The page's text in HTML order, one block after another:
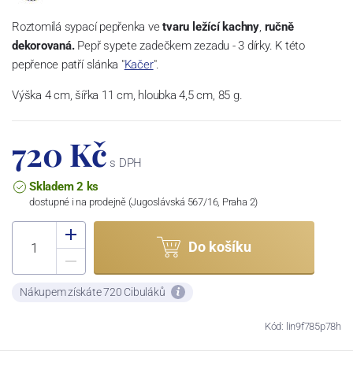
Roztomilá sypací pepřenka vetvaru ležící kachny, ručně
dekorovaná.Pepř sypete zadečkem zezadu - 3 dírky. K této
pepřence patří slánka "Kačer".
Výška 4 cm, šířka 11 cm, hloubka 4,5 cm, 85 g.
720 Kč s DPH
Skladem 2 ks
dostupné i na prodejně (Jugoslávská 567/16, Praha 2)
Do košíku
Nákupem získáte 720 Cibuláků
Kód: lin9f785p78h